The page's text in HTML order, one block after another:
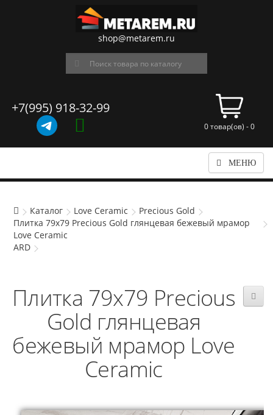
shop@metarem.ru
+7(995) 918-32-99
0 товар(ов) - 0
МЕНЮ
Каталог Love Ceramic
Precious Gold
Плитка 79x79 Precious Gold глянцевая бежевый мрамор
Love Ceramic
ARD
Плитка 79x79 Precious
Gold глянцевая
бежевый мрамор Love
Ceramic